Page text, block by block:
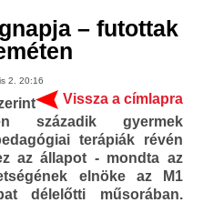
– futottak
2. 20:16
Vissza a címlapra
századik gyermek
terápiák révén
az állapot - mondta az
elnöke az M1
délelőtti műsorában.